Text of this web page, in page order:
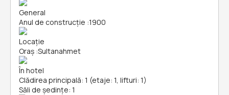
General
Anul de construcție :1900
Locație
Oraș :Sultanahmet
În hotel
Clădirea principală: 1 (etaje: 1, lifturi: 1)
Săli de ședințe: 1